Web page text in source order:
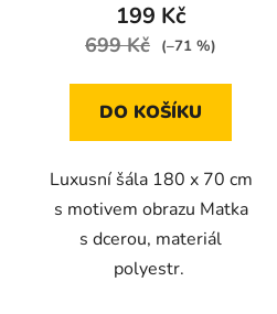
199 Kč
699 Kč (–71 %)
DO KOŠÍKU
Luxusní šála 180 x 70 cm
s motivem obrazu Matka
s dcerou, materiál
polyestr.